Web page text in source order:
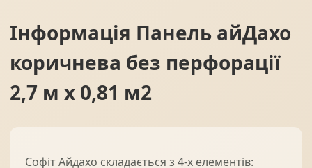
Інформація Панель айДахо
коричнева без перфорації
2,7 м x 0,81 м2
Софіт Айдахо складається з 4-х елементів: